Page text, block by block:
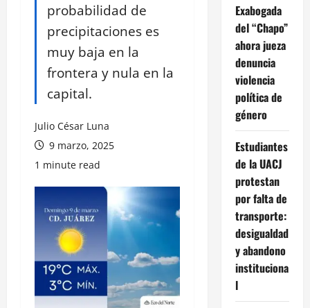
probabilidad de
precipitaciones es
muy baja en la
frontera y nula en la
capital.
Julio César Luna
9 marzo, 2025
1 minute read
Exabogada
del “Chapo”
ahora jueza
denuncia
violencia
política de
género
Estudiantes
de la UACJ
protestan
por falta de
transporte:
desigualdad
y abandono
instituciona
l